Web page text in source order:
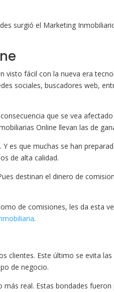
surgió el Marketing
visto fácil con la nueva era
sociales, buscadores web,
que se vea
Online llevan las de
es que muchas se han
de alta calidad.
destinan el dinero de
de comisiones, les da esta
.
clientes. Este último se evita las
de negocio.
real. Estas bondades fueron